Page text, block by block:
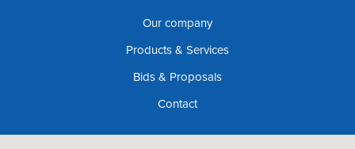
Our company
Products & Services
Bids & Proposals
Contact